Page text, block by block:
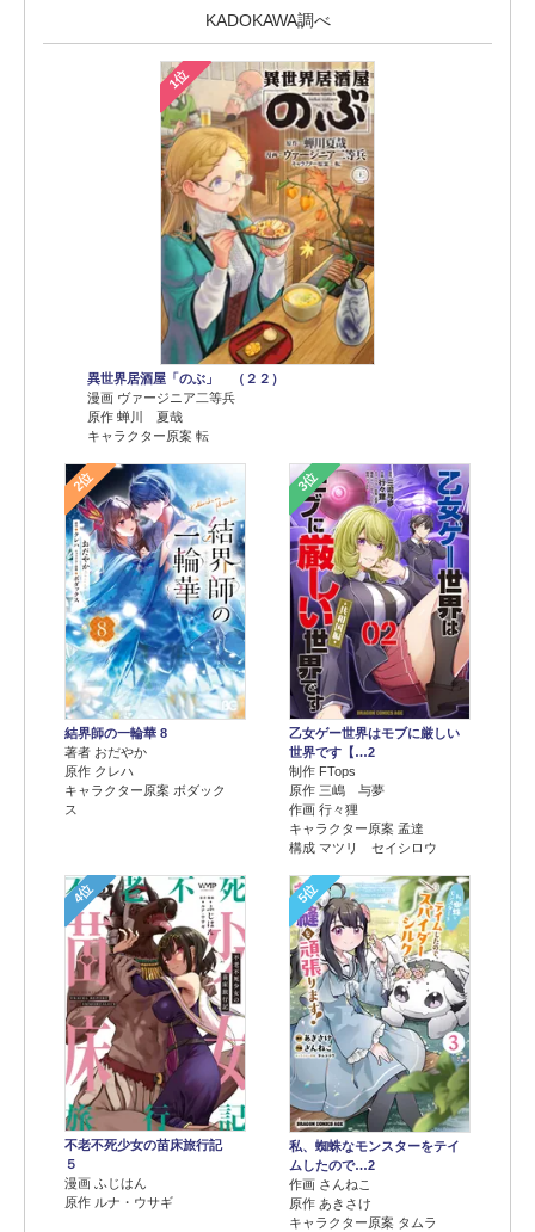
KADOKAWA調べ
1位
異世界居酒屋「のぶ」 （２２）
漫画 ヴァージニア二等兵
原作 蝉川 夏哉
キャラクター原案 転
2位
結界師の一輪華 8
著者 おだやか
原作 クレハ
キャラクター原案 ボダック
ス
3位
乙女ゲー世界はモブに厳しい
世界です【…2
制作 FTops
原作 三嶋 与夢
作画 行々狸
キャラクター原案 孟達
構成 マツリ セイシロウ
4位
不老不死少女の苗床旅行記
５
漫画 ふじはん
原作 ルナ・ウサギ
5位
私、蜘蛛なモンスターをテイ
ムしたので…2
作画 さんねこ
原作 あきさけ
キャラクター原案 タムラ